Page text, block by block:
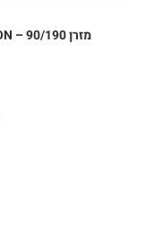
מזרן MON – 90/190 מזרן ויסקו קירור אורתופדי בעובי 25 ס״מ